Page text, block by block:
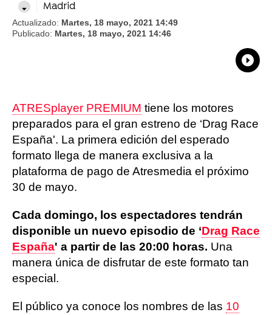
Madrid
Actualizado: Martes, 18 mayo, 2021 14:49
Publicado: Martes, 18 mayo, 2021 14:46
ATRESplayer PREMIUM tiene los motores
preparados para el gran estreno de ‘Drag Race
España'. La primera edición del esperado
formato llega de manera exclusiva a la
plataforma de pago de Atresmedia el próximo
30 de mayo.
Cada domingo, los espectadores tendrán
disponible un nuevo episodio de ‘Drag Race
España' a partir de las 20:00 horas. Una
manera única de disfrutar de este formato tan
especial.
El público ya conoce los nombres de las 10